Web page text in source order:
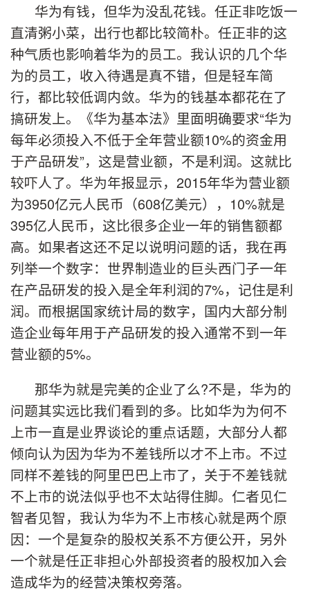
华为有钱，但华为没乱花钱。任正非吃饭一
直清粥小菜，出行也都比较简朴。任正非的这
种气质也影响着华为的员工。我认识的几个华
为的员工，收入待遇是真不错，但是轻车简
行，都比较低调内敛。华为的钱基本都花在了
搞研发上。《华为基本法》里面明确要求“华为
每年必须投入不低于全年营业额10%的资金用
于产品研发”，这是营业额，不是利润。这就比
较吓人了。华为年报显示，2015年华为营业额
为3950亿元人民币（608亿美元），10%就是
395亿人民币，这比很多企业一年的销售额都
高。如果者这还不足以说明问题的话，我在再
列举一个数字：世界制造业的巨头西门子一年
在产品研发的投入是全年利润的7%，记住是利
润。而根据国家统计局的数字，国内大部分制
造企业每年用于产品研发的投入通常不到一年
营业额的5%。
那华为就是完美的企业了么?不是，华为的
问题其实远比我们看到的多。比如华为为何不
上市一直是业界谈论的重点话题，大部分人都
倾向认为因为华为不差钱所以才不上市。不过
同样不差钱的阿里巴巴上市了，关于不差钱就
不上市的说法似乎也不太站得住脚。仁者见仁
智者见智，我认为华为不上市核心就是两个原
因：一个是复杂的股权关系不方便公开，另外
一个就是任正非担心外部投资者的股权加入会
造成华为的经营决策权旁落。